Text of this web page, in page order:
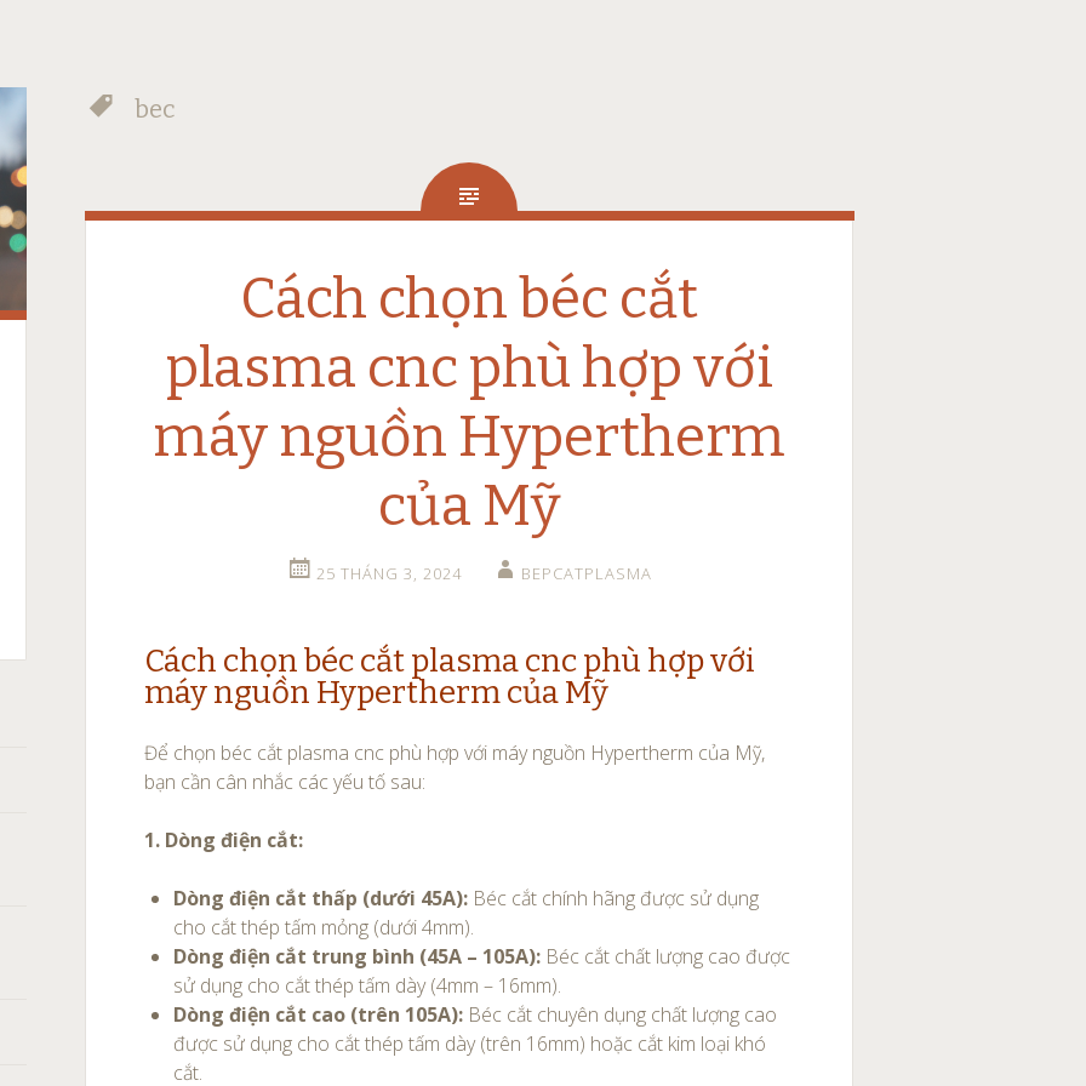
bec
Cách chọn béc cắt
plasma cnc phù hợp với
máy nguồn Hypertherm
của Mỹ
25 THÁNG 3, 2024 BEPCATPLASMA
Cách chọn béc cắt plasma cnc phù hợp với
máy nguồn Hypertherm của Mỹ
Để chọn béc cắt plasma cnc phù hợp với máy nguồn Hypertherm của Mỹ,
bạn cần cân nhắc các yếu tố sau:
1. Dòng điện cắt:
Dòng điện cắt thấp (dưới 45A): Béc cắt chính hãng được sử dụng
cho cắt thép tấm mỏng (dưới 4mm).
Dòng điện cắt trung bình (45A – 105A): Béc cắt chất lượng cao được
sử dụng cho cắt thép tấm dày (4mm – 16mm).
Dòng điện cắt cao (trên 105A): Béc cắt chuyên dụng chất lượng cao
được sử dụng cho cắt thép tấm dày (trên 16mm) hoặc cắt kim loại khó
cắt.